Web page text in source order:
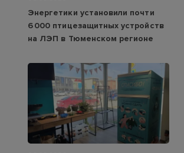
Энергетики установили почти
6 000 птицезащитных устройств
на ЛЭП в Тюменском регионе